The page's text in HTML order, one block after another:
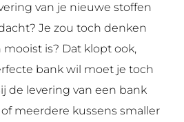
van je nieuwe stoffen
Je zou toch denken
mooist is? Dat klopt ook,
bank wil moet je toch
de levering van een bank
meerdere kussens smaller